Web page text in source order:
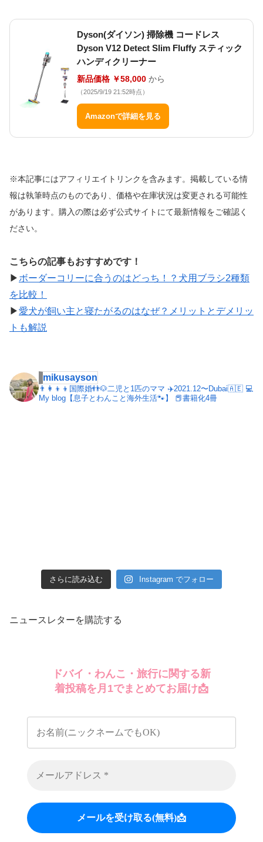
Dyson(ダイソン) 掃除機 コードレス
Dyson V12 Detect Slim Fluffy スティック
ハンディクリーナー
新品価格 ￥58,000 から
（2025/9/19 21:52時点）
Amazonで詳細を見る
※本記事にはアフィリエイトリンクを含みます。掲載している情
報は執筆時点のものであり、価格や在庫状況は変更される可能性
があります。購入の際は必ず公式サイトにて最新情報をご確認く
ださい。
こちらの記事もおすすめです！
▶︎ ボーダーコリーに合うのはどっち！？犬用ブラシ2種類
を比較！
▶︎愛犬が飼い主と寝たがるのはなぜ？メリットとデメリッ
トも解説
mikusayson
👨‍👩‍👦‍👦国際婚👬🐶二児と1匹のママ ✈️2021.12〜Dubai🇦🇪 💻
My blog【息子とわんこと海外生活🐾】
📕書籍化4冊
さらに読み込む Instagram でフォロー
ニュースレターを購読する
ドバイ・わんこ・旅行に関する新
着投稿を月1でまとめてお届け📩